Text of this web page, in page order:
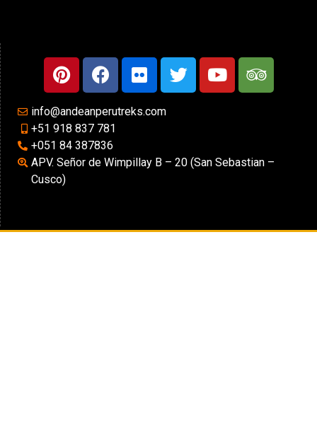
info@andeanperutreks.com
+51 918 837 781
+051 84 387836
APV. Señor de Wimpillay B – 20 (San Sebastian –
Cusco)